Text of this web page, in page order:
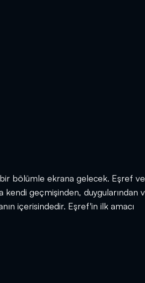
bölümle ekrana gelecek. Eşref ve
kendi geçmişinden, duygularından
içerisindedir. Eşref'in ilk amacı